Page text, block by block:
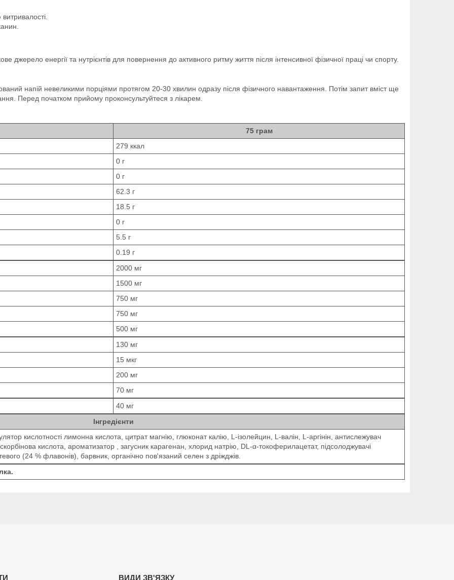
джерело енергії та нутрієнтів для повернення до активного ритму життя після інтенсивної фізичної праці чи спорту.
напій невеликими порціями протягом 20-30 хвилин одразу після фізичного навантаження. Потім запит вміст ще
Перед початком прийому проконсультуйтеся з лікарем.
75 грам
279 ккал
0 г
0 г
62.3 г
18.5 г
0 г
5.5 г
0.19 г
2000 мг
1500 мг
750 мг
750 мг
500 мг
130 мг
15 мкг
200 мг
70 мг
40 мг
Інгредієнти
кислотності лимонна кислота, цитрат магнію, глюконат калію, L-ізолейцин, L-валін, L-аргінін, антислежувач
кислота, ароматизатор , загусник карагенан, хлорид натрію, DL-α-токоферилацетат, підсолоджувачі
(24 % флавонів), барвник, органічно пов'язаний селен з дріжджів.